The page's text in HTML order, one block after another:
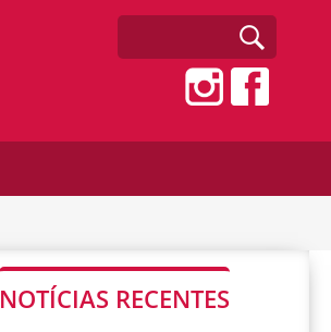
NOTÍCIAS RECENTES